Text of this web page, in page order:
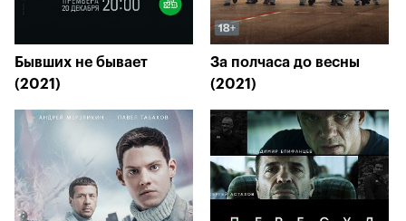
Бывших не бывает
(2021)
За полчаса до весны
(2021)